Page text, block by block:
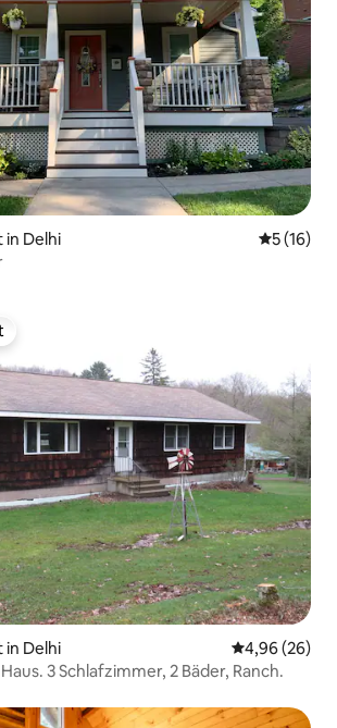
Delhi
5 (16)
Delhi
4,96 (26)
3 Schlafzimmer, 2 Bäder, Ranch.